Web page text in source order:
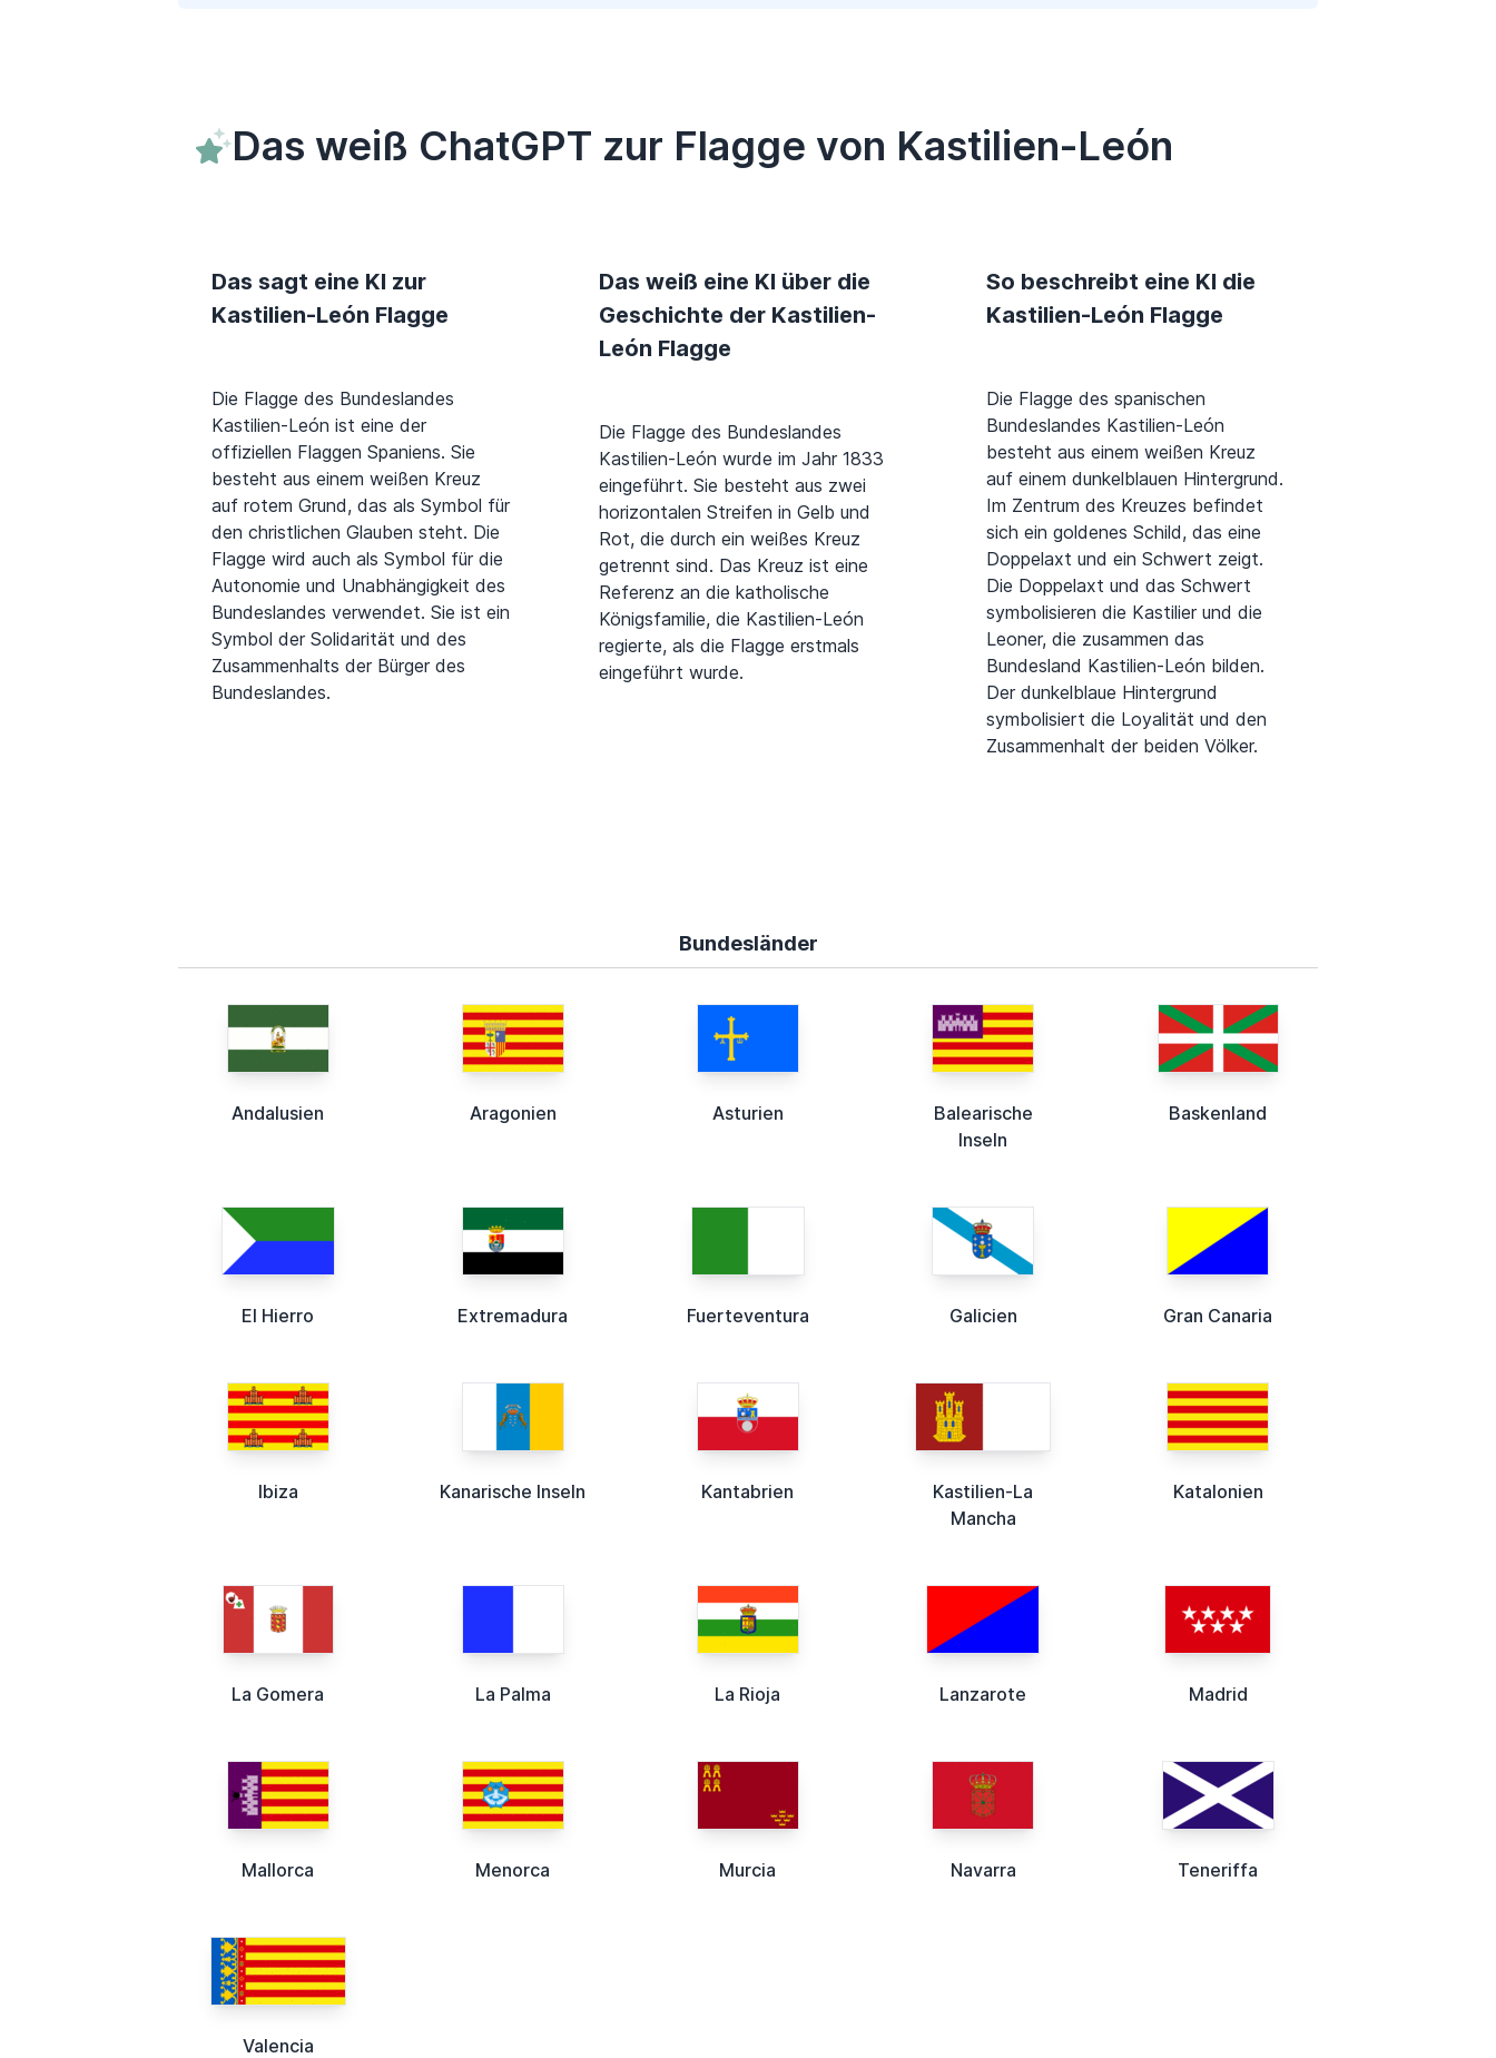
Das weiß ChatGPT zur Flagge von Kastilien-León
Das sagt eine KI zur
Kastilien-León Flagge
Die Flagge des Bundeslandes
Kastilien-León ist eine der
offiziellen Flaggen Spaniens. Sie
besteht aus einem weißen Kreuz
auf rotem Grund, das als Symbol für
den christlichen Glauben steht. Die
Flagge wird auch als Symbol für die
Autonomie und Unabhängigkeit des
Bundeslandes verwendet. Sie ist ein
Symbol der Solidarität und des
Zusammenhalts der Bürger des
Bundeslandes.
Das weiß eine KI über die
Geschichte der Kastilien-
León Flagge
Die Flagge des Bundeslandes
Kastilien-León wurde im Jahr 1833
eingeführt. Sie besteht aus zwei
horizontalen Streifen in Gelb und
Rot, die durch ein weißes Kreuz
getrennt sind. Das Kreuz ist eine
Referenz an die katholische
Königsfamilie, die Kastilien-León
regierte, als die Flagge erstmals
eingeführt wurde.
So beschreibt eine KI die
Kastilien-León Flagge
Die Flagge des spanischen
Bundeslandes Kastilien-León
besteht aus einem weißen Kreuz
auf einem dunkelblauen Hintergrund.
Im Zentrum des Kreuzes befindet
sich ein goldenes Schild, das eine
Doppelaxt und ein Schwert zeigt.
Die Doppelaxt und das Schwert
symbolisieren die Kastilier und die
Leoner, die zusammen das
Bundesland Kastilien-León bilden.
Der dunkelblaue Hintergrund
symbolisiert die Loyalität und den
Zusammenhalt der beiden Völker.
Bundesländer
Andalusien Aragonien Asturien
Balearische
Inseln
Baskenland
El Hierro Extremadura Fuerteventura Galicien Gran Canaria
Ibiza Kanarische Inseln Kantabrien
Kastilien-La
Mancha
Katalonien
La Gomera La Palma La Rioja Lanzarote Madrid
Mallorca Menorca Murcia Navarra Teneriffa
Valencia